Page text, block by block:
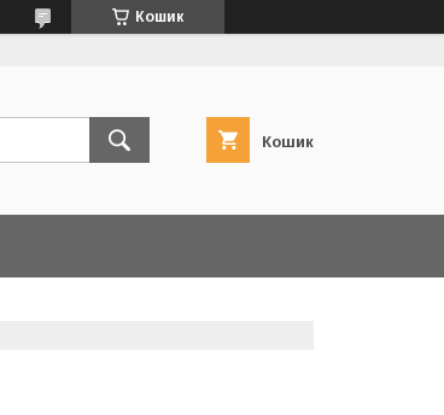
Кошик
Кошик